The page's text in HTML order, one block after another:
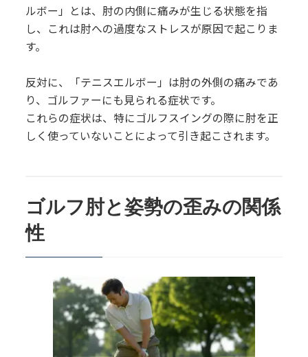
ルボー」とは、肘の内側に痛みが生じる状態を指
し、これは肘への過度なストレスが原因で起こりま
す。
反対に、「テニスエルボー」は肘の外側の痛みであ
り、ゴルファーにも見られる症状です。
これらの症状は、特にゴルフスイングの際に肘を正
しく使っていないことによって引き起こされます。
ゴルフ肘と姿勢の歪みの関係
性